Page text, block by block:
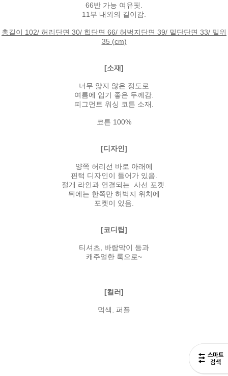
66반 가능 여유핏.
11부 내외의 길이감.
총길이 102/ 허리단면 30/ 힙단면 66/ 허벅지단면 39/ 밑단단면 33/ 밑위
35 (cm)
[소재]
너무 얇지 않은 정도로
여름에 입기 좋은 두께감.
피그먼트 워싱 코튼 소재.
코튼 100%
[디자인]
양쪽 허리선 바로 아래에
핀턱 디자인이 들어가 있음.
절개 라인과 연결되는 사선 포켓.
뒤에는 한쪽만 허벅지 위치에
포켓이 있음.
[코디팁]
티셔츠, 바람막이 등과
캐주얼한 룩으로~
[컬러]
먹색, 퍼플